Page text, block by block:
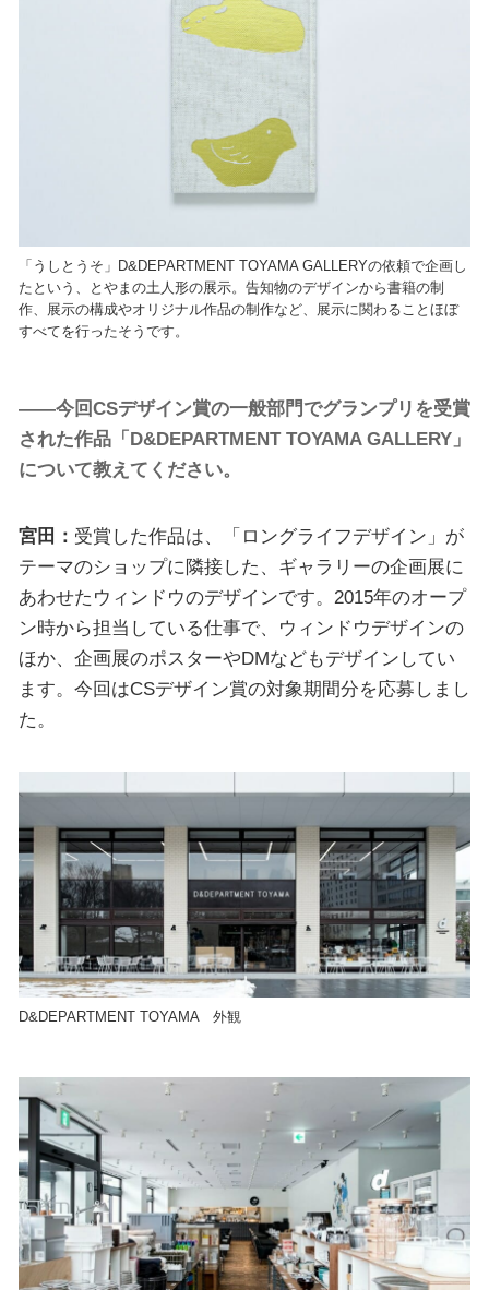
「うしとうそ」D&DEPARTMENT TOYAMA GALLERYの依頼で企画し
たという、とやまの土人形の展示。告知物のデザインから書籍の制
作、展示の構成やオリジナル作品の制作など、展示に関わることほぼ
すべてを行ったそうです。
――今回CSデザイン賞の一般部門でグランプリを受賞
された作品「D&DEPARTMENT TOYAMA GALLERY」
について教えてください。
宮田： 受賞した作品は、「ロングライフデザイン」が
テーマのショップに隣接した、ギャラリーの企画展に
あわせたウィンドウのデザインです。2015年のオープ
ン時から担当している仕事で、ウィンドウデザインの
ほか、企画展のポスターやDMなどもデザインしてい
ます。今回はCSデザイン賞の対象期間分を応募しまし
た。
D&DEPARTMENT TOYAMA 外観